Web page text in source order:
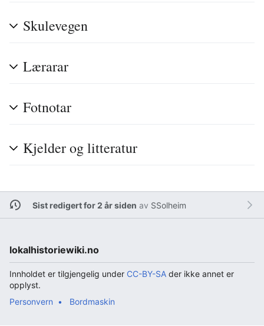
Skulevegen
Lærarar
Fotnotar
Kjelder og litteratur
Sist redigert for 2 år siden av SSolheim
lokalhistoriewiki.no
Innholdet er tilgjengelig under CC-BY-SA der ikke annet er
opplyst.
Personvern
Bordmaskin